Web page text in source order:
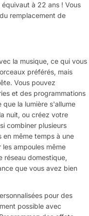
à 22 ans ! Vous
remplacement de
la musique, ce qui vous
préférés, mais
Vous pouvez
et des programmations
que la lumière s'allume
nuit, ou créez votre
combiner plusieurs
même temps à une
ampoules même
réseau domestique,
que vous avez bien
pour des
possible avec